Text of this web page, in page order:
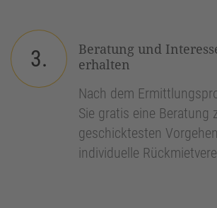
3.
Beratung und
erhalten
Nach dem
Sie gratis eine Beratung
geschicktesten
individuelle